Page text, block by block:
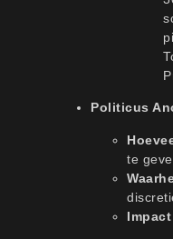
Politicus
te